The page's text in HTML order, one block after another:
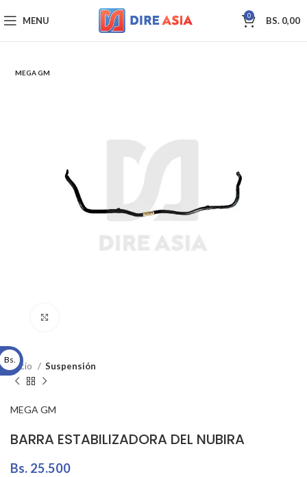
MENU 0 BS. 0,00
MEGA GM
Inicio Suspensión
MEGA GM
BARRA ESTABILIZADORA DEL NUBIRA
Bs. 25.500
Bs.